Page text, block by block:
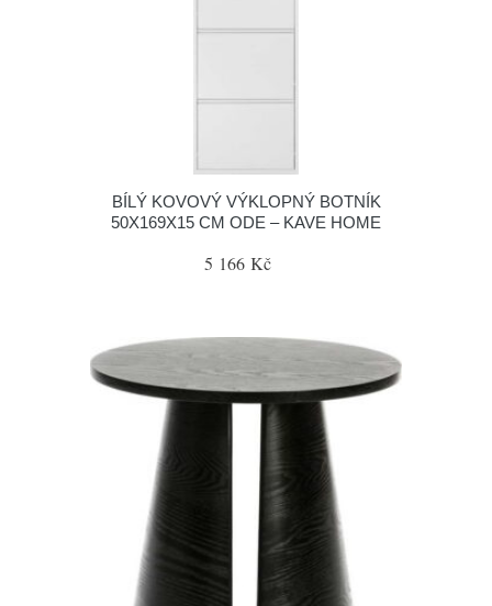
BÍLÝ KOVOVÝ VÝKLOPNÝ BOTNÍK
50X169X15 CM ODE – KAVE HOME
5 166 Kč